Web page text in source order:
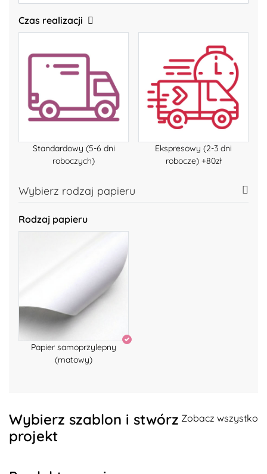
Czas realizacji
Standardowy (5-6 dni
roboczych)
Ekspresowy (2-3 dni
robocze) +80zł
Wybierz rodzaj papieru
Rodzaj papieru
Papier samoprzylepny
(matowy)
Zobacz wszystko
Wybierz szablon i stwórz
projekt